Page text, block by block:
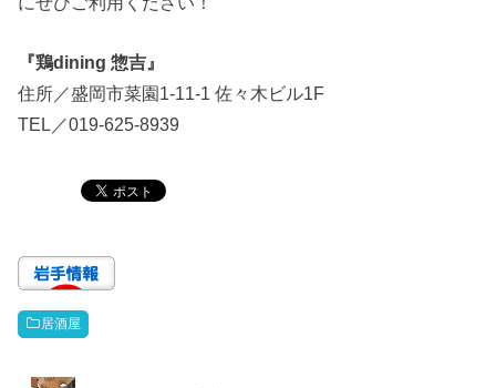
『鶏dining 惣吉』
住所／盛岡市菜園1-11-1 佐々木ビル1F
TEL／019-625-8939
居酒屋